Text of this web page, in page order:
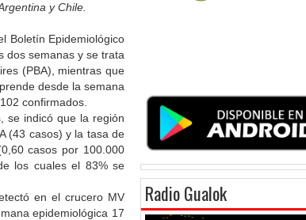
y Chile.
Boletín Epidemiológico
dos semanas y se trata
(PBA), mientras que
desde la semana
confirmados.
se indicó que la región
(43 casos) y la tasa de
casos por 100.000
los cuales el 83% se
en el crucero MV
epidemiológica 17
Radio Gualok